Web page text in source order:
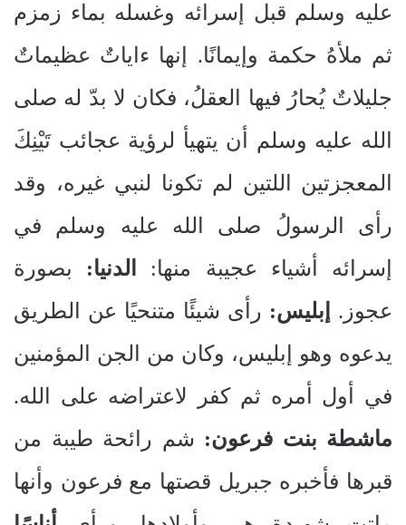
عليه وسلم قبل إسرائه وغسله بماء زمزم
ثم ملأهُ حكمة وإيمانًا. إنها ءاياتٌ عظيماتٌ
جليلاتٌ يُحارُ فيها العقلُ، فكان لا بدّ له صلى
الله عليه وسلم أن يتهيأ لرؤية عجائب تَيْنِكَ
المعجزتين اللتين لم تكونا لنبي غيره، وقد
رأى الرسولُ صلى الله عليه وسلم في
إسرائه أشياء عجيبة منها:
الدنيا: بصورة
عجوز.
إبليس: رأى شيئًا متنحيًا عن الطريق
يدعوه وهو إبليس، وكان من الجن المؤمنين
في أول أمره ثم كفر لاعتراضه على الله.
ماشطة بنت فرعون: شم رائحة طيبة من
قبرها فأخبره جبريل قصتها مع فرعون وأنها